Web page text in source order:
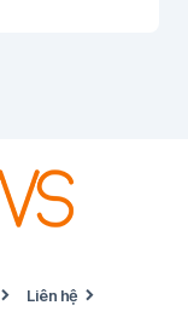
Liên hệ